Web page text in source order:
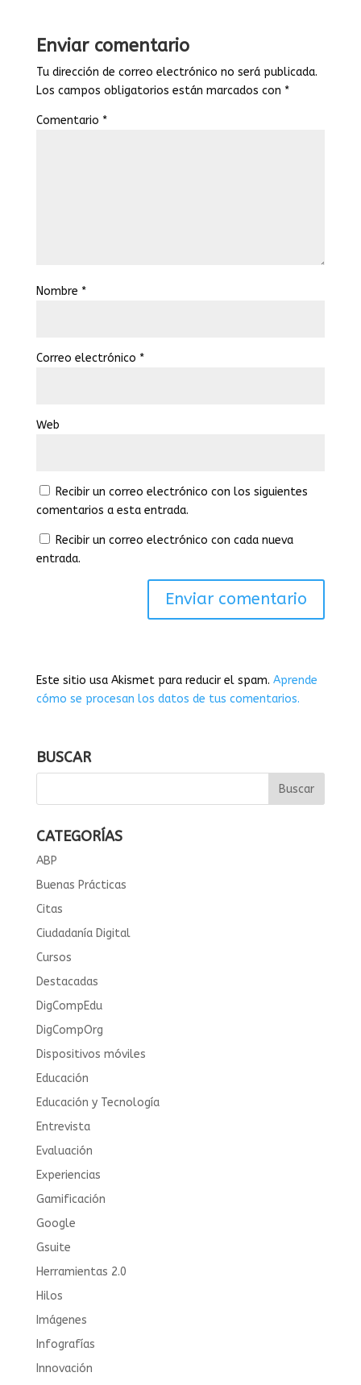
Enviar comentario
Tu dirección de correo electrónico no será publicada.
Los campos obligatorios están marcados con *
Comentario *
Nombre *
Correo electrónico *
Web
Recibir un correo electrónico con los siguientes
comentarios a esta entrada.
Recibir un correo electrónico con cada nueva
entrada.
Este sitio usa Akismet para reducir el spam. Aprende
cómo se procesan los datos de tus comentarios.
BUSCAR
CATEGORÍAS
ABP
Buenas Prácticas
Citas
Ciudadanía Digital
Cursos
Destacadas
DigCompEdu
DigCompOrg
Dispositivos móviles
Educación
Educación y Tecnología
Entrevista
Evaluación
Experiencias
Gamificación
Google
Gsuite
Herramientas 2.0
Hilos
Imágenes
Infografías
Innovación